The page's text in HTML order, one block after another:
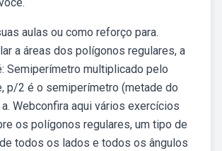
aulas ou como reforço para.
a áreas dos polígonos regulares, a
Semiperímetro multiplicado pelo
p/2 é o semiperímetro (metade do
Webconfira aqui vários exercícios
os polígonos regulares, um tipo de
todos os lados e todos os ângulos